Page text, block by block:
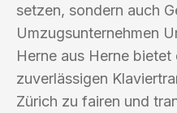
setzen, sondern auch
Umzugsunternehmen
Herne aus Herne
zuverlässigen
Zürich zu fairen und